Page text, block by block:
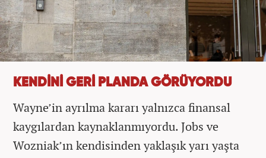
KENDİNİ GERİ PLANDA GÖRÜYORDU
Wayne’in ayrılma kararı yalnızca finansal
kaygılardan kaynaklanmıyordu. Jobs ve
Wozniak’ın kendisinden yaklaşık yarı yaşta